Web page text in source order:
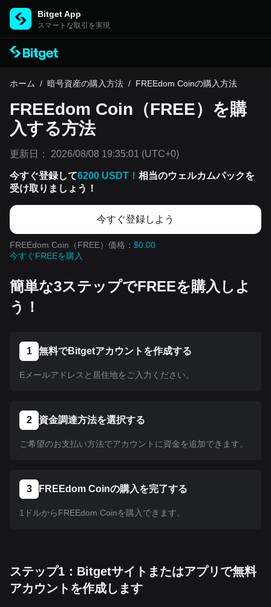
Bitget App
スマートな取引を実現
ホーム / 暗号資産の購入方法 / FREEdom Coinの購入方法
FREEdom Coin（FREE）を購
入する方法
更新日： 2026/08/08 19:35:01 (UTC+0)
今すぐ登録して6200 USDT！ 相当のウェルカムパックを
受け取りましょう！
今すぐ登録しよう
FREEdom Coin（FREE）価格： $0.00
今すぐFREEを購入
簡単な3ステップでFREEを購入しよ
う！
1 無料でBitgetアカウントを作成する
Eメールアドレスと居住地をご入力ください。
2 資金調達方法を選択する
ご希望のお支払い方法でアカウントに資金を追加できます。
3 FREEdom Coinの購入を完了する
1ドルからFREEdom Coinを購入できます。
ステップ1：Bitgetサイトまたはアプリで無料
アカウントを作成します